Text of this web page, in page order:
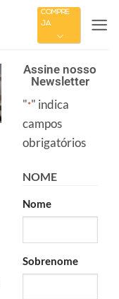
COMPRE
JÁ
Assine nosso
Newsletter
"*" indica
campos
obrigatórios
NOME
Nome
Sobrenome